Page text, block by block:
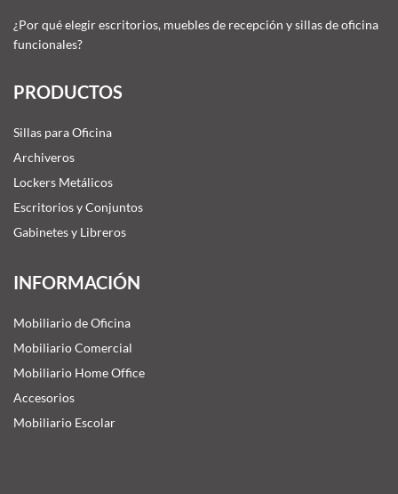
¿Por qué elegir escritorios, muebles de recepción y sillas de oficina
funcionales?
PRODUCTOS
Sillas para Oficina
Archiveros
Lockers Metálicos
Escritorios y Conjuntos
Gabinetes y Libreros
INFORMACIÓN
Mobiliario de Oficina
Mobiliario Comercial
Mobiliario Home Office
Accesorios
Mobiliario Escolar